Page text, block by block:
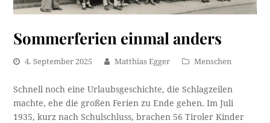
Sommerferien einmal anders
4. September 2025 Matthias Egger Menschen
Schnell noch eine Urlaubsgeschichte, die Schlagzeilen
machte, ehe die großen Ferien zu Ende gehen. Im Juli
1935, kurz nach Schulschluss, brachen 56 Tiroler Kinder